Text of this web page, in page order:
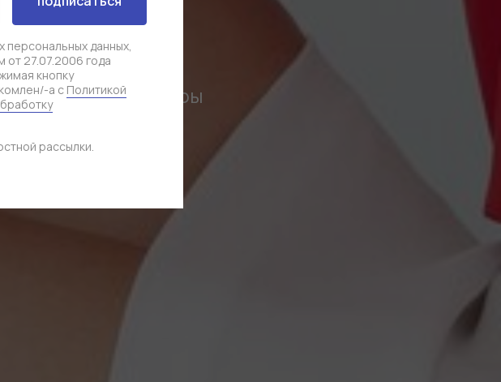
персональных данных,
от 27.07.2006 года
кнопку
а с Политикой
рассылки.
FORT
и аксессуары